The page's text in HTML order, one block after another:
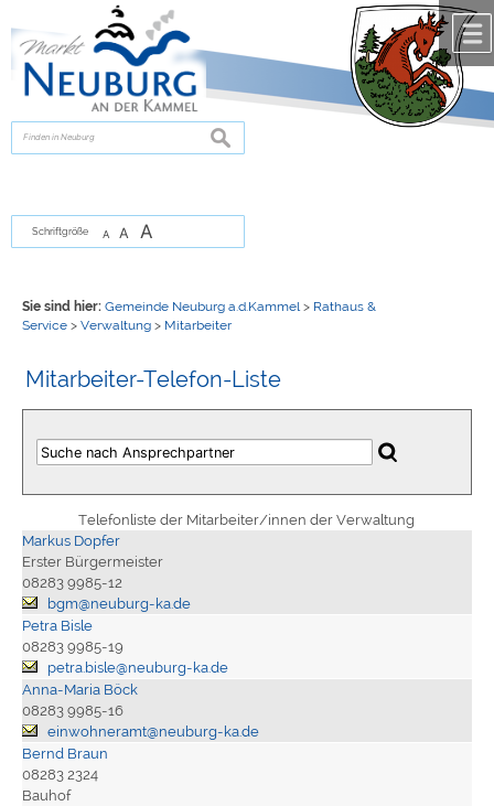
zur Navigationoder
springen.
suchen
Schriftgröße A A A
Sie sind hier: Gemeinde Neuburg a.d.Kammel > Rathaus &
Service> Verwaltung> Mitarbeiter
Mitarbeiter-Telefon-Liste
Telefonliste der Mitarbeiter/innen der Verwaltung
Markus Dopfer
Erster Bürgermeister
08283 9985-12
bgm@neuburg-ka.de
Petra Bisle
08283 9985-19
petra.bisle@neuburg-ka.de
Anna-Maria Böck
08283 9985-16
einwohneramt@neuburg-ka.de
Bernd Braun
08283 2324
Bauhof